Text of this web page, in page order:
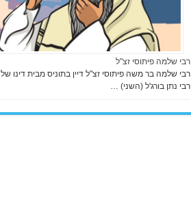
רבי שלמה פיתוסי זצ"ל
רבי שלמה בר משה פיתוסי זצ"ל דיין בתוניס מבית דינו של
רבי נתן בורג'ל (השני) …